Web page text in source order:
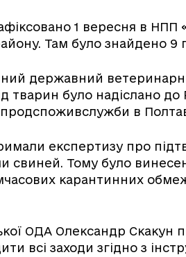
1 вересня в НПП
Там було знайдено
державний
тварин було надіслано
в
експертизу про
свиней. Тому було
карантинних
ОДА Олександр Скакун
всі заходи згідно з